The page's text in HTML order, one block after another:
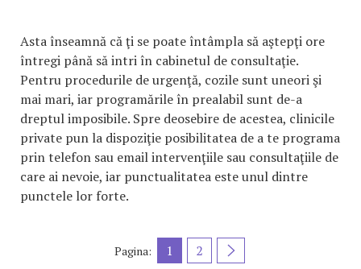
Asta înseamnă că ţi se poate întâmpla să aştepţi ore
întregi până să intri în cabinetul de consultaţie.
Pentru procedurile de urgenţă, cozile sunt uneori şi
mai mari, iar programările în prealabil sunt de-a
dreptul imposibile. Spre deosebire de acestea, clinicile
private pun la dispoziţie posibilitatea de a te programa
prin telefon sau email intervenţiile sau consultaţiile de
care ai nevoie, iar punctualitatea este unul dintre
punctele lor forte.
Pagina: 1 2